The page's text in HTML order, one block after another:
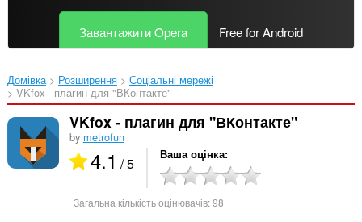
Завантажити Opera Free for Android
Домівка Розширення
Соціальні мережі
VKfox - плагин для "ВКонтакте"‎
VKfox - плагин для "ВКонтакте"
by metrofun
4.1 / 5 Ваша оцінка
Загальна кількість оцінювачів:98